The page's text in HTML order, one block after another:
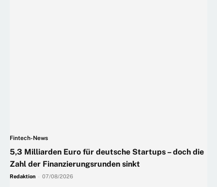
Fintech-News
5,3 Milliarden Euro für deutsche Startups – doch die
Zahl der Finanzierungsrunden sinkt
Redaktion 07/08/2026